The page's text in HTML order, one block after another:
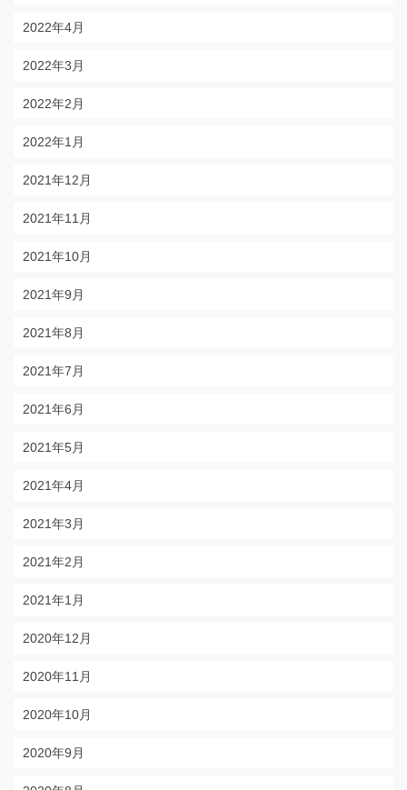
2022年4月
2022年3月
2022年2月
2022年1月
2021年12月
2021年11月
2021年10月
2021年9月
2021年8月
2021年7月
2021年6月
2021年5月
2021年4月
2021年3月
2021年2月
2021年1月
2020年12月
2020年11月
2020年10月
2020年9月